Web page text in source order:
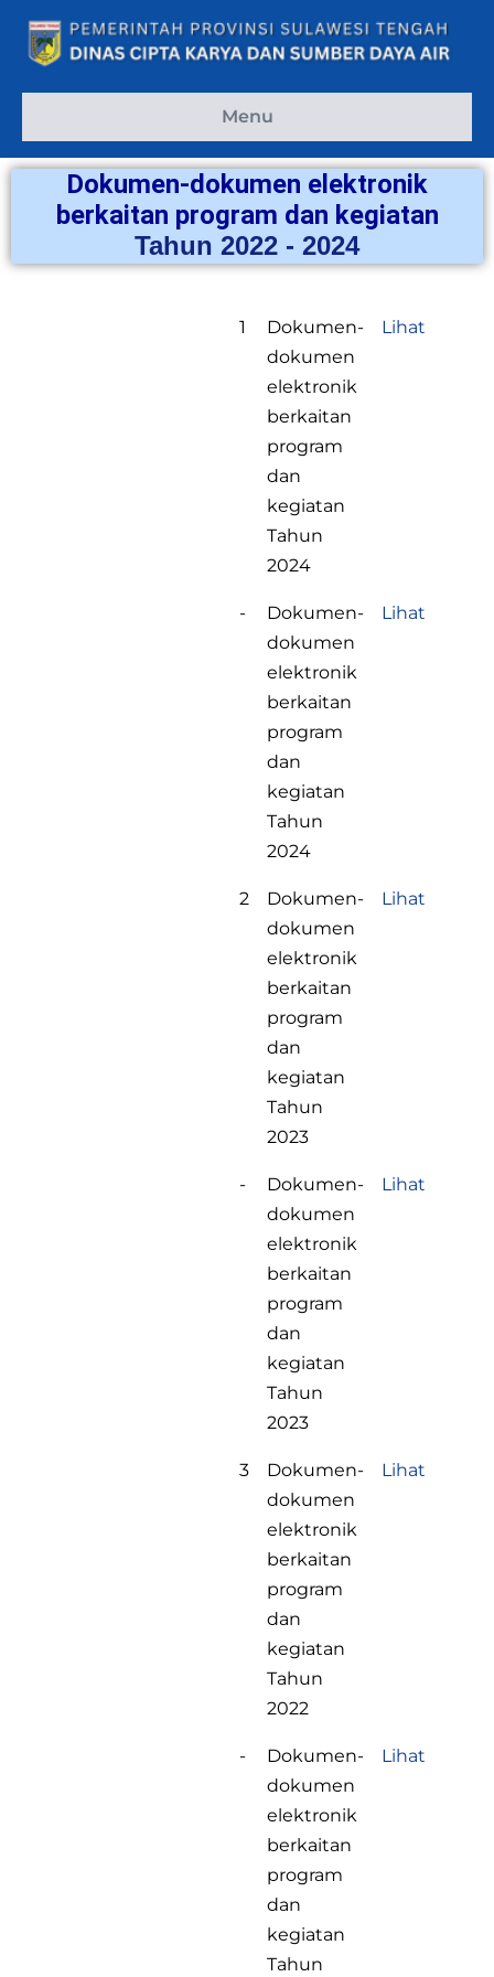
Menu
Dokumen-dokumen elektronik
berkaitan program dan kegiatan
Tahun 2022 - 2024
1
Dokumen-
dokumen
elektronik
berkaitan
program
dan
kegiatan
Tahun
2024
Lihat
-
Dokumen-
dokumen
elektronik
berkaitan
program
dan
kegiatan
Tahun
2024
Lihat
2
Dokumen-
dokumen
elektronik
berkaitan
program
dan
kegiatan
Tahun
2023
Lihat
-
Dokumen-
dokumen
elektronik
berkaitan
program
dan
kegiatan
Tahun
2023
Lihat
3
Dokumen-
dokumen
elektronik
berkaitan
program
dan
kegiatan
Tahun
2022
Lihat
-
Dokumen-
dokumen
elektronik
berkaitan
program
dan
kegiatan
Tahun
Lihat